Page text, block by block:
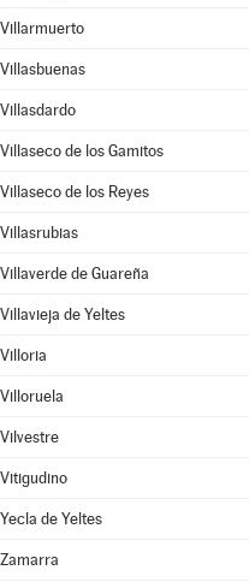
Villarmuerto
Villasbuenas
Villasdardo
Villaseco de los Gamitos
Villaseco de los Reyes
Villasrubias
Villaverde de Guareña
Villavieja de Yeltes
Villoria
Villoruela
Vilvestre
Vitigudino
Yecla de Yeltes
Zamarra